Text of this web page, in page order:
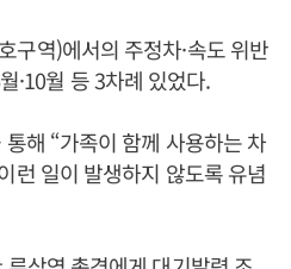
구역)에서의 주정차·속도 위반
·10월 등 3차례 있었다.
해 “가족이 함께 사용하는 차
런 일이 발생하지 않도록 유념